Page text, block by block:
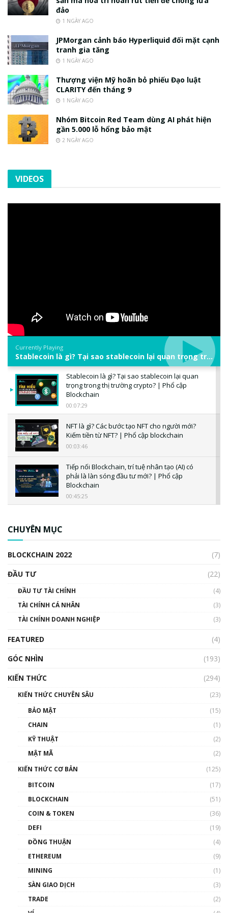
đảo
1 NGÀY AGO
JPMorgan cảnh báo Hyperliquid đối mặt cạnh
tranh gia tăng
1 NGÀY AGO
Thượng viện Mỹ hoãn bỏ phiếu Đạo luật
CLARITY đến tháng 9
1 NGÀY AGO
Nhóm Bitcoin Red Team dùng AI phát hiện
gần 5.000 lỗ hổng bảo mật
2 NGÀY AGO
VIDEOS
Currently Playing
Stablecoin là gì? Tại sao stablecoin lại quan trọng trong thị trường crypto? | Phổ cập Blockchain
Stablecoin là gì? Tại sao stablecoin lại quan
trọng trong thị trường crypto? | Phổ cập
Blockchain
00:07:29
NFT là gì? Các bước tạo NFT cho người mới?
Kiếm tiền từ NFT? | Phổ cập blockchain
00:03:46
Tiếp nối Blockchain, trí tuệ nhân tạo (AI) có
phải là làn sóng đầu tư mới? | Phổ cập
Blockchain
00:45:25
00:02:14
Nhìn lại năm 2022: Những sự kiện ảnh hưởng
đến hệ sinh thái tiền mã hoá | Phổ cập
00:43:47
như thể nào?
00:39:31
Phổ cập Blockchain
thống & Crypto qua các cuộc chiến | Phổ cập
CHUYÊN MỤC
BLOCKCHAIN 2022
(7)
ĐẦU TƯ
(22)
ĐẦU TƯ TÀI CHÍNH
(4)
TÀI CHÍNH CÁ NHÂN
(3)
TÀI CHÍNH DOANH NGHIỆP
(3)
FEATURED
(4)
GÓC NHÌN
(193)
KIẾN THỨC
(294)
KIẾN THỨC CHUYÊN SÂU
(23)
BẢO MẬT
(15)
CHAIN
(1)
KỸ THUẬT
(2)
MẬT MÃ
(2)
KIẾN THỨC CƠ BẢN
(125)
BITCOIN
(17)
BLOCKCHAIN
(51)
COIN & TOKEN
(36)
DEFI
(19)
ĐỒNG THUẬN
(4)
ETHEREUM
(9)
MINING
(1)
SÀN GIAO DỊCH
(3)
TRADE
(2)